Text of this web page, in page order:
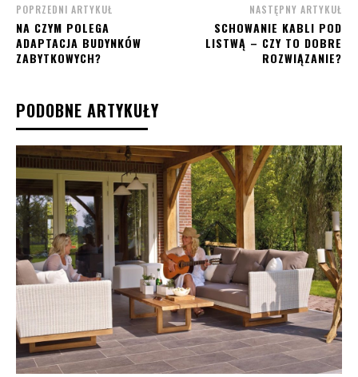
POPRZEDNI ARTYKUŁ
NA CZYM POLEGA
ADAPTACJA BUDYNKÓW
ZABYTKOWYCH?
NASTĘPNY ARTYKUŁ
SCHOWANIE KABLI POD
LISTWĄ – CZY TO DOBRE
ROZWIĄZANIE?
PODOBNE ARTYKUŁY